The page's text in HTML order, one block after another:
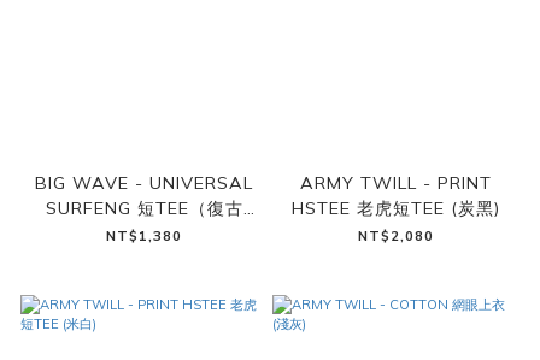
BIG WAVE - UNIVERSAL
SURFENG 短TEE（復古
白）
NT$1,380
ARMY TWILL - PRINT
HSTEE 老虎短TEE (炭黑)
NT$2,080